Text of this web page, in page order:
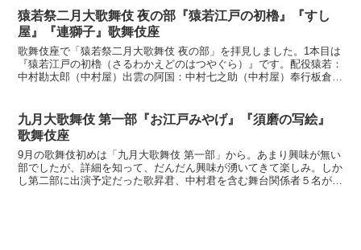
猿若祭二月大歌舞伎 夜の部『猿若江戸の初櫓』『すし
屋』『連獅子』歌舞伎座
歌舞伎座で「猿若祭二月大歌舞伎 夜の部」を拝見しました。1本目は
『猿若江戸の初櫓（さるわかえどのはつやぐら）』です。配役猿若：
中村勘太郎（中村屋）出雲の阿国：中村七之助（中村屋）奉行板倉勝
九月大歌舞伎 第一部『お江戸みやげ』『須磨の写絵』
歌舞伎座
9月の歌舞伎初めは「九月大歌舞伎 第一部」から。あまり興味が無い
部でしたが、詳細を知って、だんだん興味が湧いてきて楽しみ。しか
し第二部に出演予定だった歌昇君、中村君を含む舞台関係者５名が新